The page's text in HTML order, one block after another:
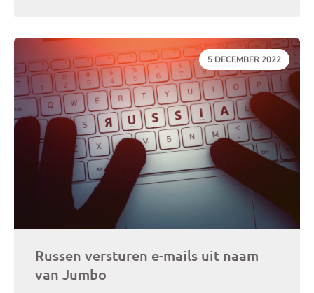
DATUM:
5 DECEMBER 2022
Russen versturen e-mails uit naam
van Jumbo